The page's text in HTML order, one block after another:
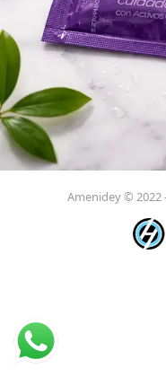
Amenidey © 2022